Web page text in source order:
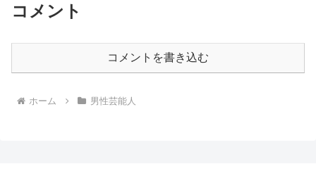
コメント
コメントを書き込む
ホーム 男性芸能人